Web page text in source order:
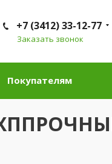
+7 (3412) 33-12-77
Заказать звонок
Покупателям